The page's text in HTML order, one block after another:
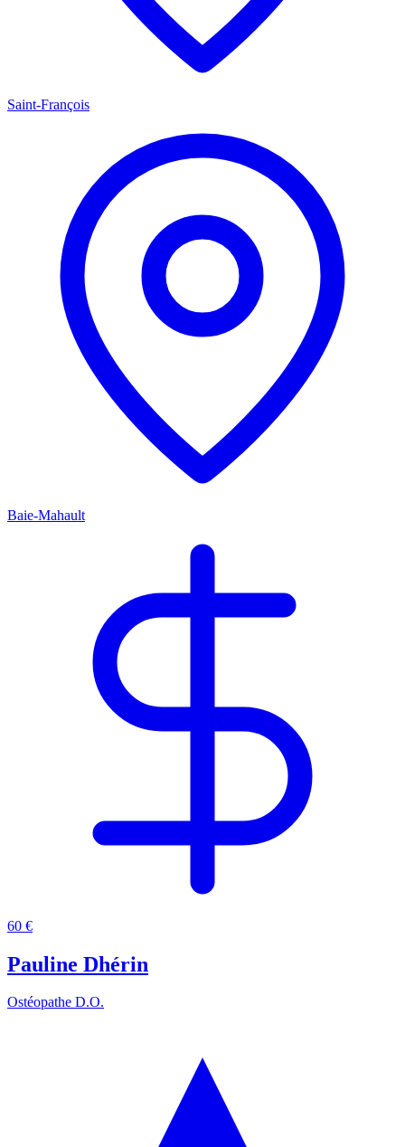
Saint-François
Baie-Mahault
60 €
Pauline Dhérin
Ostéopathe D.O.